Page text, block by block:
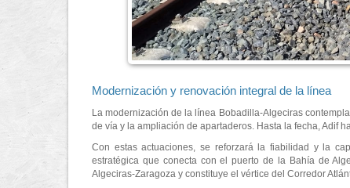
Modernización y renovación integral de la línea
La modernización de la línea Bobadilla-Algeciras
de vía y la ampliación de apartaderos. Hasta la fecha, Adif
Con estas actuaciones, se reforzará la fiabilidad y la
estratégica que conecta con el puerto de la Bahía de
Algeciras-Zaragoza y constituye el vértice del Corredor